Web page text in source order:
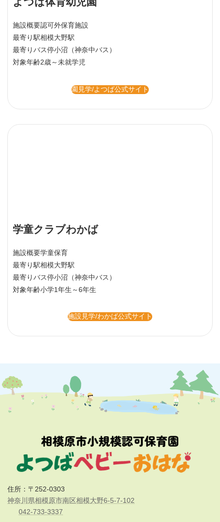
よつば体育幼児園
施設概要認可外保育施設
最寄り駅相模大野駅
2歳～未就学児
学童クラブわかば
相模大野駅
最寄りバス停